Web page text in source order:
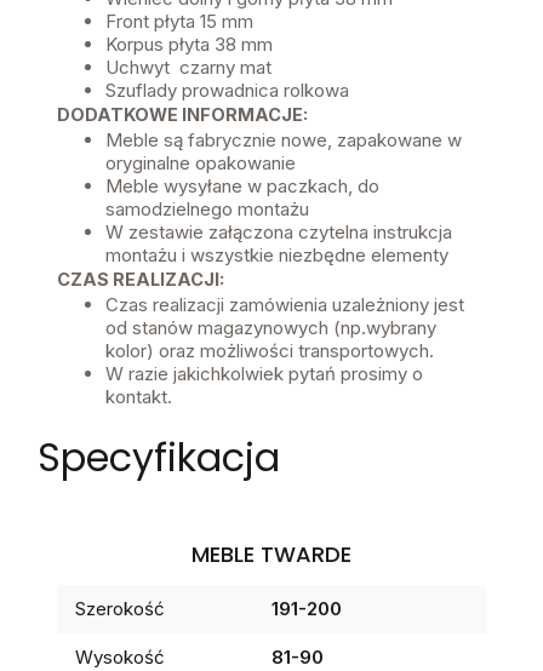
Front płyta 15 mm
Korpus płyta 38 mm
Uchwyt czarny mat
Szuflady prowadnica rolkowa
DODATKOWE INFORMACJE:
Meble są fabrycznie nowe, zapakowane w
oryginalne opakowanie
Meble wysyłane w paczkach, do
samodzielnego montażu
W zestawie załączona czytelna instrukcja
montażu i wszystkie niezbędne elementy
CZAS REALIZACJI:
Czas realizacji zamówienia uzależniony jest
od stanów magazynowych (np.wybrany
kolor) oraz możliwości transportowych.
W razie jakichkolwiek pytań prosimy o
kontakt.
Specyfikacja
MEBLE TWARDE
Szerokość 191-200
Wysokość 81-90